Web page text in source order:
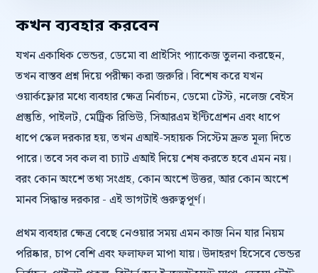
কখন ব্যবহার করবেন
যখন একাধিক ভেন্ডর, ডেমো বা প্রাইসিং প্যাকেজ তুলনা করছেন,
তখন বাস্তব প্রশ্ন দিয়ে পরীক্ষা করা জরুরি। বিশেষ করে যখন
ওয়ার্কফ্লোর মধ্যে ব্যবহার ক্ষেত্র নির্বাচন, ডেমো টেস্ট, নলেজ বেইস
প্রস্তুতি, পাইলট, মেট্রিক রিভিউ, সিআরএম ইন্টিগ্রেশন এবং ধাপে
ধাপে স্কেল দরকার হয়, তখন এআই-সহায়ক সিস্টেম দ্রুত মূল্য দিতে
পারে। তবে সব কল বা চ্যাট এআই দিয়ে শেষ করতে হবে এমন নয়।
বরং কোন অংশে তথ্য সংগ্রহ, কোন অংশে উত্তর, আর কোন অংশে
মানব সিদ্ধান্ত দরকার - এই ভাগটাই গুরুত্বপূর্ণ।
প্রথম ব্যবহার ক্ষেত্র বেছে নেওয়ার সময় এমন কাজ নিন যার নিয়ম
পরিষ্কার, চাপ বেশি এবং ফলাফল মাপা যায়। উদাহরণ হিসেবে ভেন্ডর